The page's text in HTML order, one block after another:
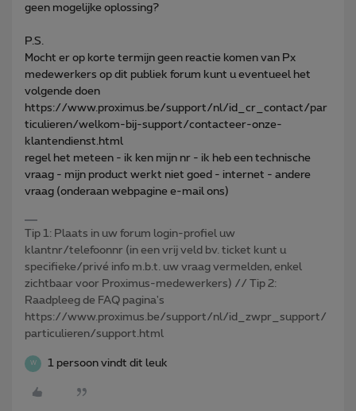
geen mogelijke oplossing?
P.S.
Mocht er op korte termijn geen reactie komen van Px
medewerkers op dit publiek forum kunt u eventueel het
volgende doen
https://www.proximus.be/support/nl/id_cr_contact/par
ticulieren/welkom-bij-support/contacteer-onze-
klantendienst.html
regel het meteen - ik ken mijn nr - ik heb een technische
vraag - mijn product werkt niet goed - internet - andere
vraag (onderaan webpagine e-mail ons)
Tip 1: Plaats in uw forum login-profiel uw
klantnr/telefoonnr (in een vrij veld bv. ticket kunt u
specifieke/privé info m.b.t. uw vraag vermelden, enkel
zichtbaar voor Proximus-medewerkers) // Tip 2:
Raadpleeg de FAQ pagina's
https://www.proximus.be/support/nl/id_zwpr_support/
particulieren/support.html
W 1 persoon vindt dit leuk